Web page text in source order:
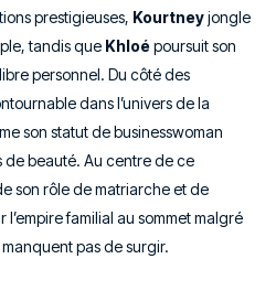
prestigieuses, Kourtneyjongle
tandis que Khloépoursuit son
personnel. Du côté des
dans l’univers de la
son statut de businesswoman
de beauté. Au centre de ce
son rôle de matriarche et de
familial au sommet malgré
pas de surgir.